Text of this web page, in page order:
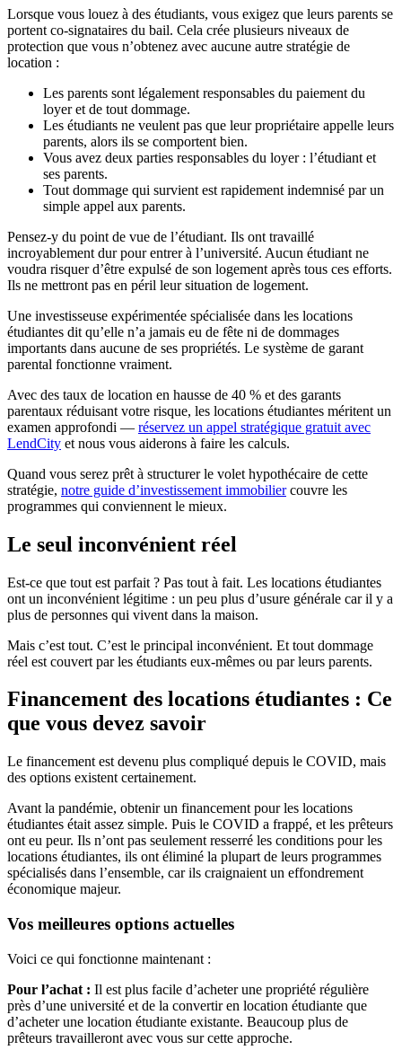
Lorsque vous louez à des étudiants, vous exigez que leurs parents se
portent co-signataires du bail. Cela crée plusieurs niveaux de
protection que vous n’obtenez avec aucune autre stratégie de
location :
Les parents sont légalement responsables du paiement du
loyer et de tout dommage.
Les étudiants ne veulent pas que leur propriétaire appelle leurs
parents, alors ils se comportent bien.
Vous avez deux parties responsables du loyer : l’étudiant et
ses parents.
Tout dommage qui survient est rapidement indemnisé par un
simple appel aux parents.
Pensez-y du point de vue de l’étudiant. Ils ont travaillé
incroyablement dur pour entrer à l’université. Aucun étudiant ne
voudra risquer d’être expulsé de son logement après tous ces efforts.
Ils ne mettront pas en péril leur situation de logement.
Une investisseuse expérimentée spécialisée dans les locations
étudiantes dit qu’elle n’a jamais eu de fête ni de dommages
importants dans aucune de ses propriétés. Le système de garant
parental fonctionne vraiment.
Avec des taux de location en hausse de 40 % et des garants
parentaux réduisant votre risque, les locations étudiantes méritent un
examen approfondi — réservez un appel stratégique gratuit avec
LendCity et nous vous aiderons à faire les calculs.
Quand vous serez prêt à structurer le volet hypothécaire de cette
stratégie, notre guide d’investissement immobiliercouvre les
programmes qui conviennent le mieux.
Le seul inconvénient réel
Est-ce que tout est parfait ? Pas tout à fait. Les locations étudiantes
ont un inconvénient légitime : un peu plus d’usure générale car il y a
plus de personnes qui vivent dans la maison.
Mais c’est tout. C’est le principal inconvénient. Et tout dommage
réel est couvert par les étudiants eux-mêmes ou par leurs parents.
Financement des locations étudiantes : Ce
que vous devez savoir
Le financement est devenu plus compliqué depuis le COVID, mais
des options existent certainement.
Avant la pandémie, obtenir un financement pour les locations
étudiantes était assez simple. Puis le COVID a frappé, et les prêteurs
ont eu peur. Ils n’ont pas seulement resserré les conditions pour les
locations étudiantes, ils ont éliminé la plupart de leurs programmes
spécialisés dans l’ensemble, car ils craignaient un effondrement
économique majeur.
Vos meilleures options actuelles
Voici ce qui fonctionne maintenant :
Pour l’achat : Il est plus facile d’acheter une propriété régulière
près d’une université et de la convertir en location étudiante que
d’acheter une location étudiante existante. Beaucoup plus de
prêteurs travailleront avec vous sur cette approche.